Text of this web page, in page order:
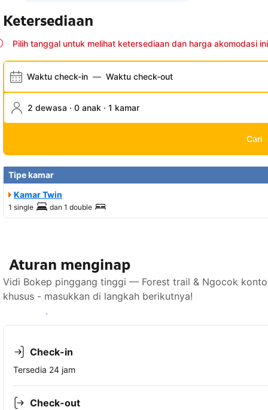
Ketersediaan
Pilih tanggal untuk melihat ketersediaan dan harga akomodasi ini
Waktu check-in — Waktu check-out
2 dewasa · 0 anak · 1 kamar
Cari
Tipe kamar
Kamar Twin
1 single dan 1 double
Aturan menginap
Vidi Bokep pinggang tinggi — Forest trail & Ngocok
khusus - masukkan di langkah berikutnya!
Lihat ketersediaan
Check-in
Tersedia 24 jam
Check-out